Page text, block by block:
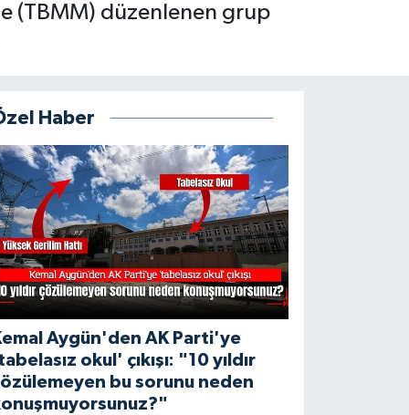
(TBMM) düzenlenen grup
Haber
Aygün'den AK Parti'ye
okul' çıkışı: "10 yıldır
bu sorunu neden